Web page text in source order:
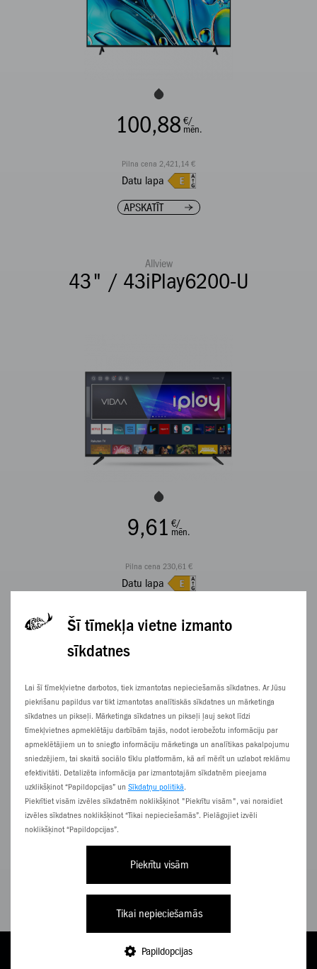
Šī tīmekļa vietne izmanto
sīkdatnes
Lai šī tīmekļvietne darbotos, tiek izmantotas nepieciešamās sīkdatnes. Ar Jūsu
piekrišanu papildus var tikt izmantotas analītiskās sīkdatnes un mārketinga
sīkdatnes un pikseļi. Mārketinga sīkdatnes un pikseļi ļauj sekot līdzi
tīmekļvietnes apmeklētāju darbībām tajās, nodot ierobežotu informāciju par
apmeklētājiem un to sniegto informāciju mārketinga un analītikas pakalpojumu
sniedzējiem, tai skaitā sociālo tīklu platformām, kā arī mērīt un uzlabot reklāmu
efektivitāti. Detalizēta informācija par izmantotajām sīkdatnēm pieejama
uzklikšķinot “Papildopcijas” un Sīkdatņu politikā.
Piekrītiet visām izvēles sīkdatnēm noklikšķinot "Piekrītu visām", vai noraidiet
izvēles sīkdatnes noklikšķinot “Tikai nepieciešamās”. Pielāgojiet izvēli
noklikšķinot “Papildopcijas”.
Piekrītu visām
Tikai nepieciešamās
Papildopcijas
E-VEIKALS
100,88 €/
mēn.
Pilna cena 2,421,14 €
Datu lapa
APSKATĪT
Allview
43" / 43iPlay6200-U
9,61 €/
mēn.
Pilna cena 230,61 €
Datu lapa
32" / 32HA1205E (Atpakots)
5,12mēn.